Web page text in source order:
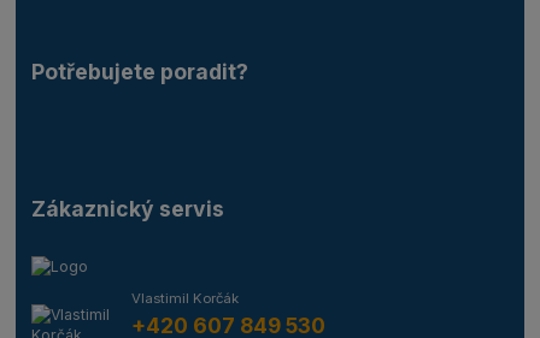
Potřebujete poradit?
Zákaznický servis
Vlastimil Korčák
+420 607 849 530